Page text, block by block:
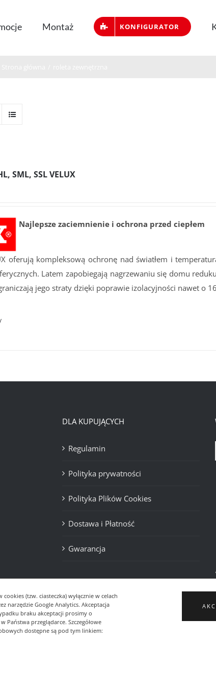
(tzw. ciasteczka) wyłącznie w celach
narzędzie Google Analytics. Akceptacja
braku akceptacji prosimy o
Państwa przeglądarce. Szczegółowe
dostępne są pod tym linkiem:
Montaż KONFIGURATOR
SML, SSL VELUX
Najlepsze zaciemnienie i ochrona przed ciepłem
oferują kompleksową ochronę nad światłem i
Latem zapobiegają nagrzewaniu się domu
jego straty dzięki poprawie izolacyjności nawet o
DLA KUPUJĄCYCH
Regulamin
Polityka prywatności
Polityka Plików Cookies
Dostawa i Płatność
Gwarancja